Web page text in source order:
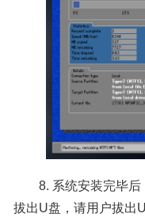
8. 系统安装完毕后
拔出U盘，请用户拔出